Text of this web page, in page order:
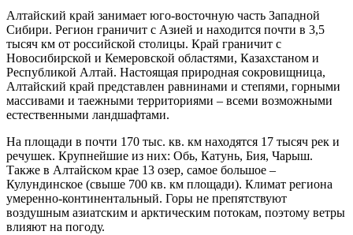
Алтайский край занимает юго-восточную часть Западной
Сибири. Регион граничит с Азией и находится почти в 3,5
тысяч км от российской столицы. Край граничит с
Новосибирской и Кемеровской областями, Казахстаном и
Республикой Алтай. Настоящая природная сокровищница,
Алтайский край представлен равнинами и степями, горными
массивами и таежными территориями – всеми возможными
естественными ландшафтами.
На площади в почти 170 тыс. кв. км находятся 17 тысяч рек и
речушек. Крупнейшие из них: Обь, Катунь, Бия, Чарыш.
Также в Алтайском крае 13 озер, самое большое –
Кулундинское (свыше 700 кв. км площади). Климат региона
умеренно-континентальный. Горы не препятствуют
воздушным азиатским и арктическим потокам, поэтому ветры
влияют на погоду.